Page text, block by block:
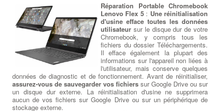
Réparation Portable Chromebook
Lenovo Flex 5: Une réinitialisation
d'usine efface toutes les données
utilisateur sur le disque dur de votre
Chromebook, y compris tous les
fichiers du dossier Téléchargements.
Il efface également la plupart des
informations sur l'appareil non liées à
l'utilisateur, mais conserve quelques
données de diagnostic et de fonctionnement. Avant de réinitialiser,
assurez-vous de sauvegarder vos fichiers sur Google Drive ou sur
un disque dur externe. La réinitialisation d'usine ne supprimera
aucun de vos fichiers sur Google Drive ou sur un périphérique de
stockage externe.